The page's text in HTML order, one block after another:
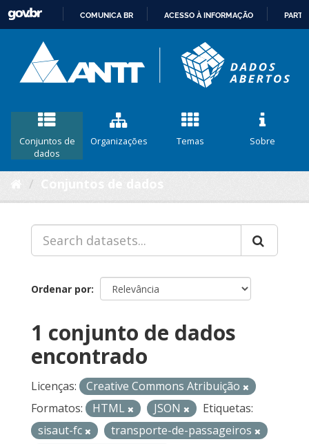
CONTEÚDO
COMUNICA BR ACESSO À INFORMAÇÃO
Conjuntos de
dados
Organizações Temas Sobre
Ordenar por
1 conjunto de dados
encontrado
Licenças:
Creative Commons Atribuição
Formatos:
HTML JSON
Etiquetas:
sisaut-fc
transporte-de-passageiros